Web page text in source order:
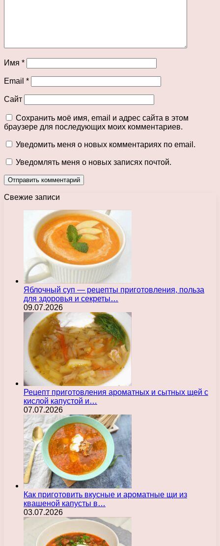
Имя *
Email *
Сайт
Сохранить моё имя, email и адрес сайта в этом
браузере для последующих моих комментариев.
Уведомить меня о новых комментариях по email.
Уведомлять меня о новых записях почтой.
Свежие записи
Яблочный суп — рецепты приготовления, польза
для здоровья и секреты…
09.07.2026
Рецепт приготовления ароматных и сытных щей с
кислой капустой и…
07.07.2026
Как приготовить вкусные и ароматные щи из
квашеной капусты в…
03.07.2026